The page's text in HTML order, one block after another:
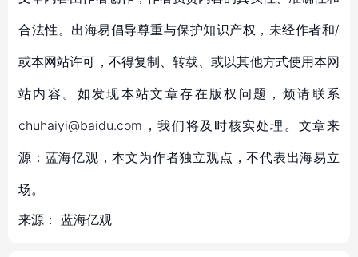
合法性。出海易倡导尊重与保护知识产权，未经作者和/
或本网站许可，不得复制、转载、或以其他方式使用本网
站内容。如发现本站文章存在版权问题，烦请联系
chuhaiyi@baidu.com，我们将及时核实处理。文章来
源：蓝海亿观，本文为作者独立观点，不代表出海易立
场。
来源： 蓝海亿观